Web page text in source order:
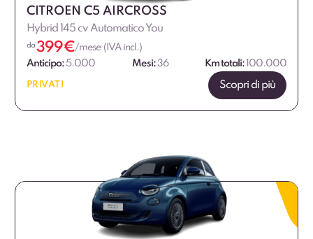
CITROEN C5 AIRCROSS
Hybrid 145 cv Automatico You
da 399€/mese (IVA incl.)
Anticipo: 5.000 Mesi:36 Km totali: 100.000
PRIVATI Scopri di più